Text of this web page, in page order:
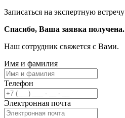
Записаться на экспертную встречу
Спасибо, Ваша заявка получена.
Наш сотрудник свяжется с Вами.
Имя и фамилия
Телефон
Электронная почта